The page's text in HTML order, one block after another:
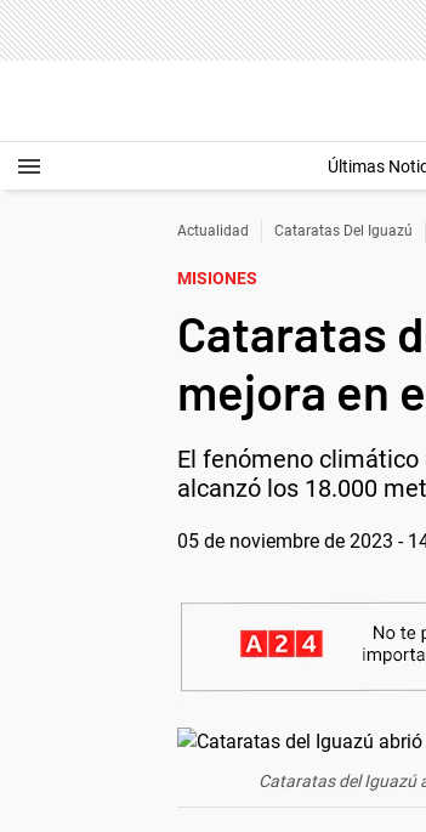
Últimas
Actualidad Cataratas Del Iguazú
MISIONES
Cataratas
mejora en
El fenómeno climático
alcanzó los 18.000
05 de noviembre de 2023 -
Cataratas del Iguazú